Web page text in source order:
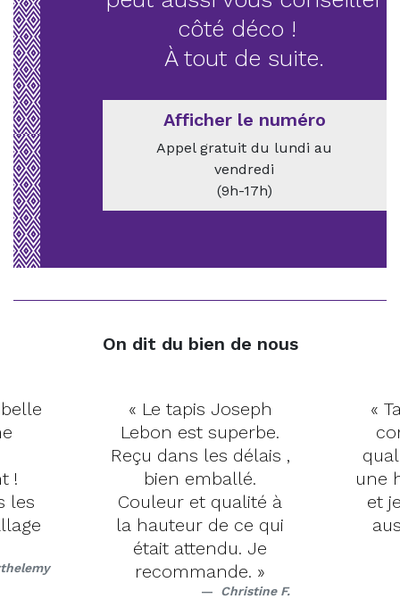
côté déco !
À tout de suite.
Afficher le numéro
Appel gratuit du lundi au
vendredi
(9h-17h)
On dit du bien de nous
!
les
« Le tapis Joseph
Lebon est superbe.
Reçu dans les délais ,
bien emballé.
Couleur et qualité à
la hauteur de ce qui
était attendu. Je
recommande. »
Christine F.
«
une
et